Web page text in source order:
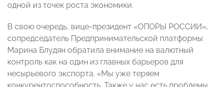
одной из точек роста экономики.
В свою очередь, вице-президент «ОПОРЫ РОССИИ»,
сопредседатель Предпринимательской платформы
Марина Блудян обратила внимание на валютный
контроль как на один из главных барьеров для
несырьевого экспорта. «Мы уже теряем